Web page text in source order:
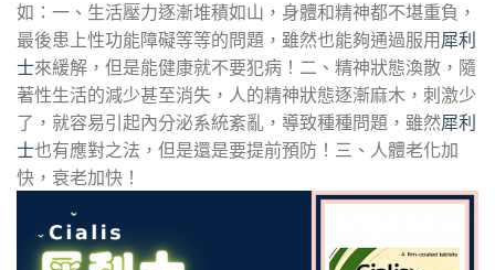
如：一、生活壓力逐漸堆積如山，身體和精神都不堪重負，
最後患上性功能障礙等等的問題，雖然也能夠通過服用 犀利
士來緩解，但是能健康就不要犯病！二、精神狀態渙散，隨
著性生活的減少甚至消失，人的精神狀態逐漸麻木，刺激少
了，就容易引起內分泌系統紊亂，導致種種問題，雖然犀利
士也有應對之法，但是還是要提前預防！三、人體老化加
快，衰老加快！